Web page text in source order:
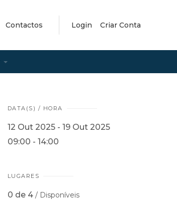
Contactos Login Criar Conta
DATA(S) / HORA
12 Out 2025 - 19 Out 2025
09:00 - 14:00
LUGARES
0 de 4 / Disponíveis